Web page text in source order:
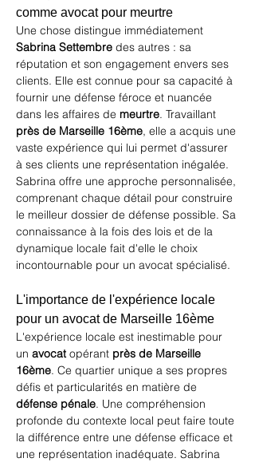
comme avocat pour meurtre
Une chose distingue immédiatement
Sabrina Settembre des autres : sa
réputation et son engagement envers ses
clients. Elle est connue pour sa capacité à
fournir une défense féroce et nuancée
dans les affaires de meurtre. Travaillant
près de Marseille 16ème, elle a acquis une
vaste expérience qui lui permet d'assurer
à ses clients une représentation inégalée.
Sabrina offre une approche personnalisée,
comprenant chaque détail pour construire
le meilleur dossier de défense possible. Sa
connaissance à la fois des lois et de la
dynamique locale fait d'elle le choix
incontournable pour un avocat spécialisé.
L'importance de l'expérience locale
pour un avocat de Marseille 16ème
L'expérience locale est inestimable pour
un avocat opérant près de Marseille
16ème. Ce quartier unique a ses propres
défis et particularités en matière de
défense pénale. Une compréhension
profonde du contexte local peut faire toute
la différence entre une défense efficace et
une représentation inadéquate. Sabrina